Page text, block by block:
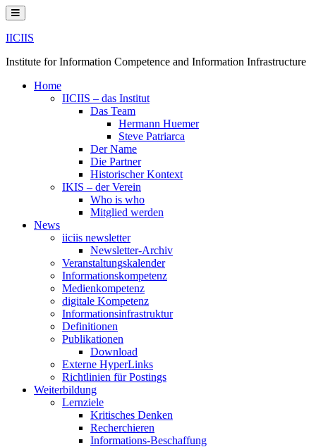
Skip
to
content
IICIIS
Institute for Information Competence and Information Infrastructure
Home
IICIIS – das Institut
Das Team
Hermann Huemer
Steve Patriarca
Der Name
Die Partner
Historischer Kontext
IKIS – der Verein
Who is who
Mitglied werden
News
iiciis newsletter
Newsletter-Archiv
Veranstaltungskalender
Informationskompetenz
Medienkompetenz
digitale Kompetenz
Informationsinfrastruktur
Definitionen
Publikationen
Download
Externe HyperLinks
Richtlinien für Postings
Weiterbildung
Lernziele
Kritisches Denken
Recherchieren
Informations-Beschaffung